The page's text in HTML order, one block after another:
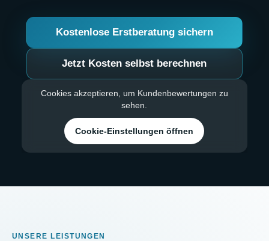
Kostenlose Erstberatung sichern
Jetzt Kosten selbst berechnen
Cookies akzeptieren, um Kundenbewertungen zu
sehen.
Cookie-Einstellungen öffnen
UNSERE LEISTUNGEN